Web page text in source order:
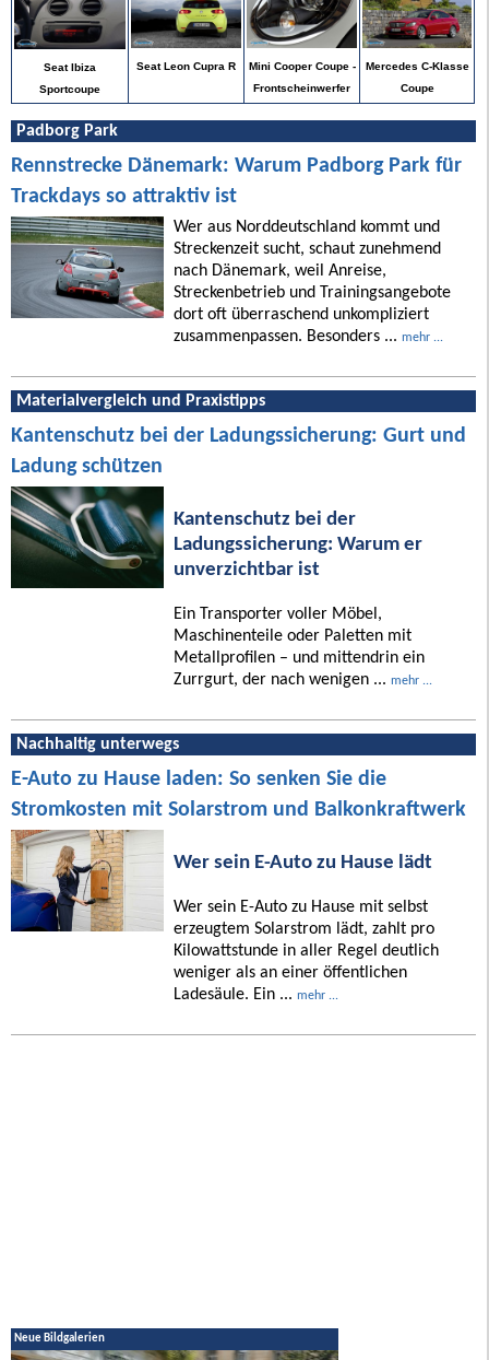
Seat Ibiza
Sportcoupe
Seat Leon Cupra R
Mini Cooper Coupe -
Frontscheinwerfer
Mercedes C-Klasse
Coupe
Padborg Park
Rennstrecke Dänemark: Warum Padborg Park für
Trackdays so attraktiv ist
Wer aus Norddeutschland kommt und
Streckenzeit sucht, schaut zunehmend
nach Dänemark, weil Anreise,
Streckenbetrieb und Trainingsangebote
dort oft überraschend unkompliziert
zusammenpassen. Besonders ... mehr ...
Materialvergleich und Praxistipps
Kantenschutz bei der Ladungssicherung: Gurt und
Ladung schützen
Kantenschutz bei der
Ladungssicherung: Warum er
unverzichtbar ist
Ein Transporter voller Möbel,
Maschinenteile oder Paletten mit
Metallprofilen – und mittendrin ein
Zurrgurt, der nach wenigen ... mehr ...
Nachhaltig unterwegs
E-Auto zu Hause laden: So senken Sie die
Stromkosten mit Solarstrom und Balkonkraftwerk
Wer sein E-Auto zu Hause lädt
Wer sein E-Auto zu Hause mit selbst
erzeugtem Solarstrom lädt, zahlt pro
Kilowattstunde in aller Regel deutlich
weniger als an einer öffentlichen
Ladesäule. Ein ... mehr ...
Neue Bildgalerien